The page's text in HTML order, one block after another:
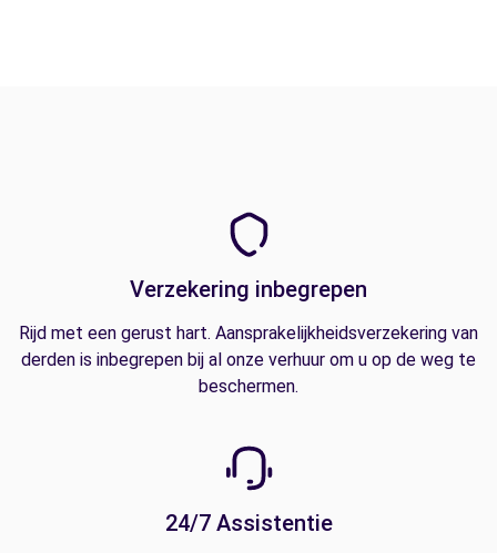
Verzekering inbegrepen
Rijd met een gerust hart. Aansprakelijkheidsverzekering van
derden is inbegrepen bij al onze verhuur om u op de weg te
beschermen.
24/7 Assistentie